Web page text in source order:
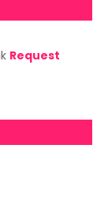
Request